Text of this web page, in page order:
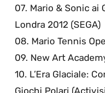
07. Mario & Sonic ai
Londra 2012 (SEGA)
08. Mario Tennis
09. New Art
10. L’Era Glaciale: